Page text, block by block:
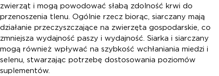
zwierząt i mogą powodować słabą zdolność krwi do
przenoszenia tlenu. Ogólnie rzecz biorąc, siarczany mają
działanie przeczyszczające na zwierzęta gospodarskie, co
zmniejsza wydajność paszy i wydajność. Siarka i siarczany
mogą również wpływać na szybkość wchłaniania miedzi i
selenu, stwarzając potrzebę dostosowania poziomów
suplementów.